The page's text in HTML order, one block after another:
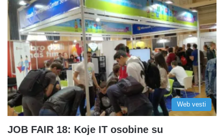
Web vesti
JOB FAIR 18: Koje IT osobine su